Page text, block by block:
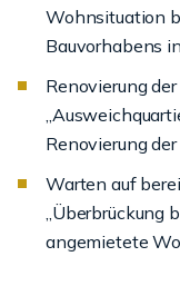
Wohnsituation
Bauvorhabens
Renovierung
Renovierung
Warten auf
„Überbrückung
angemietete